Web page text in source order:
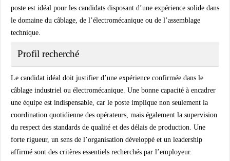
poste est idéal pour les candidats disposant d’une expérience solide dans
le domaine du câblage, de l’électromécanique ou de l’assemblage
technique.
Profil recherché
Le candidat idéal doit justifier d’une expérience confirmée dans le
câblage industriel ou électromécanique. Une bonne capacité à encadrer
une équipe est indispensable, car le poste implique non seulement la
coordination quotidienne des opérateurs, mais également la supervision
du respect des standards de qualité et des délais de production. Une
forte rigueur, un sens de l’organisation développé et un leadership
affirmé sont des critères essentiels recherchés par l’employeur.